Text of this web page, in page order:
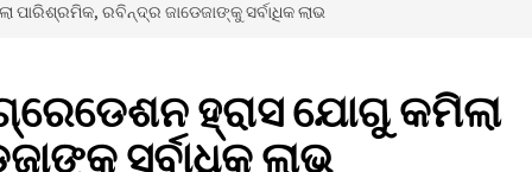
ପାରିଶ୍ରମିକ, ରବିନ୍ଦ୍ର ଜାଡେଜାଙ୍କୁ ସର୍ବାଧିକ ଲାଭ
ହ୍ରାସ ଯୋଗୁ କମିଲା
ସର୍ବାଧିକ ଲାଭ